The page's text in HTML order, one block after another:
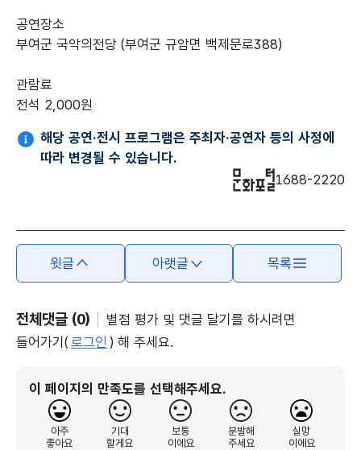
공연장소
부여군 국악의전당 (부여군 규암면 백제문로388)
관람료
전석 2,000원
해당 공연·전시 프로그램은 주최자·공연자 등의 사정에
따라 변경될 수 있습니다.
1688-2220
윗글 아랫글 목록
전체댓글 (0)
별점 평가 및 댓글 달기를 하시려면
들어가기( 로그인 ) 해 주세요.
이 페이지의 만족도를 선택해주세요.
아주
좋아요
기대
할게요
보통
이에요
분발해
주세요
실망
이에요